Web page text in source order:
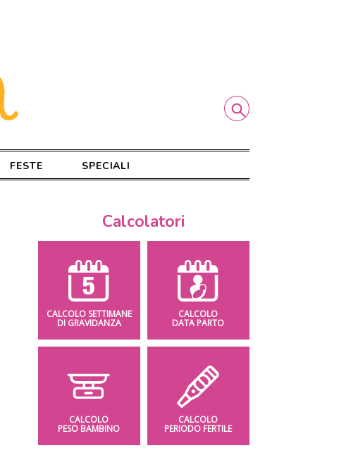
FESTE SPECIALI
Calcolatori
CALCOLO SETTIMANE
DI GRAVIDANZA
CALCOLO
DATA PARTO
CALCOLO
PESO BAMBINO
CALCOLO
PERIODO FERTILE